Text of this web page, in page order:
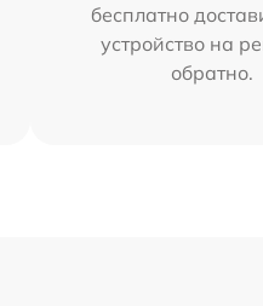
бесплатно
устройство на
обратно.